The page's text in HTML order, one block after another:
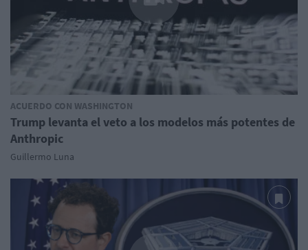
ACUERDO CON WASHINGTON
Trump levanta el veto a los modelos más potentes de
Anthropic
Guillermo Luna